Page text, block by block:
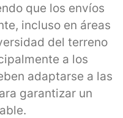
que los envíos
incluso en áreas
del terreno
a los
adaptarse a las
garantizar un